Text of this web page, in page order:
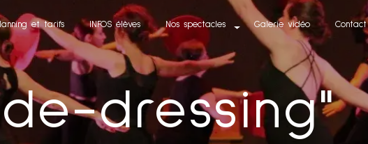
et tarifs INFOS élèves Nos spectacles Galerie vidéo Contact
dressing"